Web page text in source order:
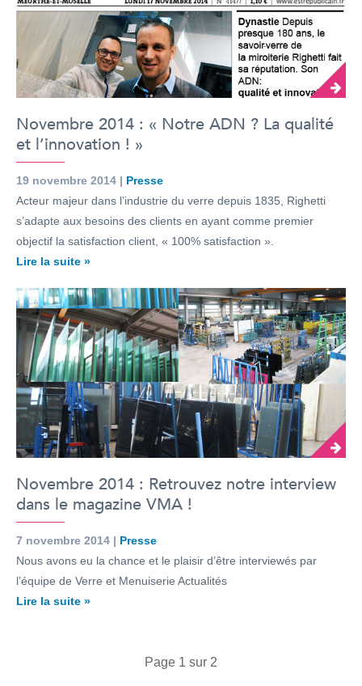
Novembre 2014 : « Notre ADN ? La qualité
et l’innovation ! »
19 novembre 2014 | Presse
Acteur majeur dans l’industrie du verre depuis 1835, Righetti
s’adapte aux besoins des clients en ayant comme premier
objectif la satisfaction client, « 100% satisfaction ».
Lire la suite »
Novembre 2014 : Retrouvez notre interview
dans le magazine VMA !
7 novembre 2014 | Presse
Nous avons eu la chance et le plaisir d’être interviewés par
l’équipe de Verre et Menuiserie Actualités
Lire la suite »
Page 1 sur 2